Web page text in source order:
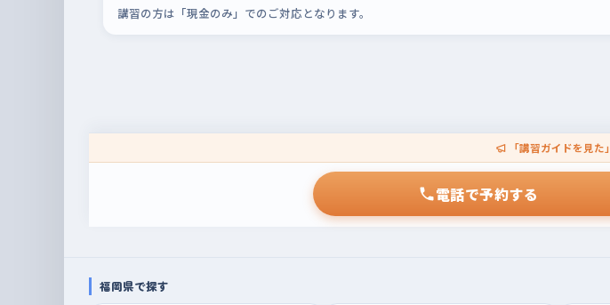
講習の方は「現金のみ」でのご対応となります。
「講習ガイドを見た」
電話で予約する
福岡県で探す